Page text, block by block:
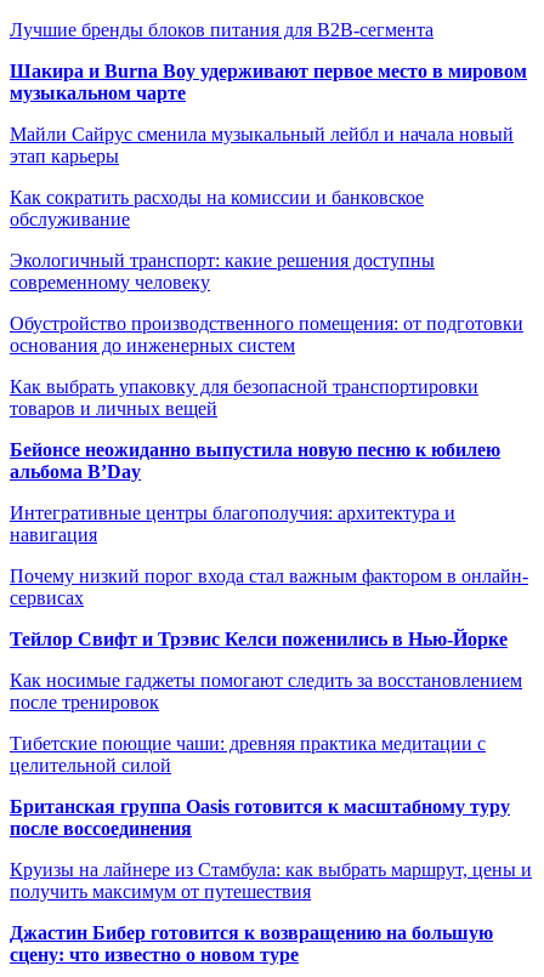
Лучшие бренды блоков питания для B2B-сегмента
Шакира и Burna Boy удерживают первое место в мировом
музыкальном чарте
Майли Сайрус сменила музыкальный лейбл и начала новый
этап карьеры
Как сократить расходы на комиссии и банковское
обслуживание
Экологичный транспорт: какие решения доступны
современному человеку
Обустройство производственного помещения: от подготовки
основания до инженерных систем
Как выбрать упаковку для безопасной транспортировки
товаров и личных вещей
Бейонсе неожиданно выпустила новую песню к юбилею
альбома B’Day
Интегративные центры благополучия: архитектура и
навигация
Почему низкий порог входа стал важным фактором в онлайн-
сервисах
Тейлор Свифт и Трэвис Келси поженились в Нью-Йорке
Как носимые гаджеты помогают следить за восстановлением
после тренировок
Тибетские поющие чаши: древняя практика медитации с
целительной силой
Британская группа Oasis готовится к масштабному туру
после воссоединения
Круизы на лайнере из Стамбула: как выбрать маршрут, цены и
получить максимум от путешествия
Джастин Бибер готовится к возвращению на большую
сцену: что известно о новом туре